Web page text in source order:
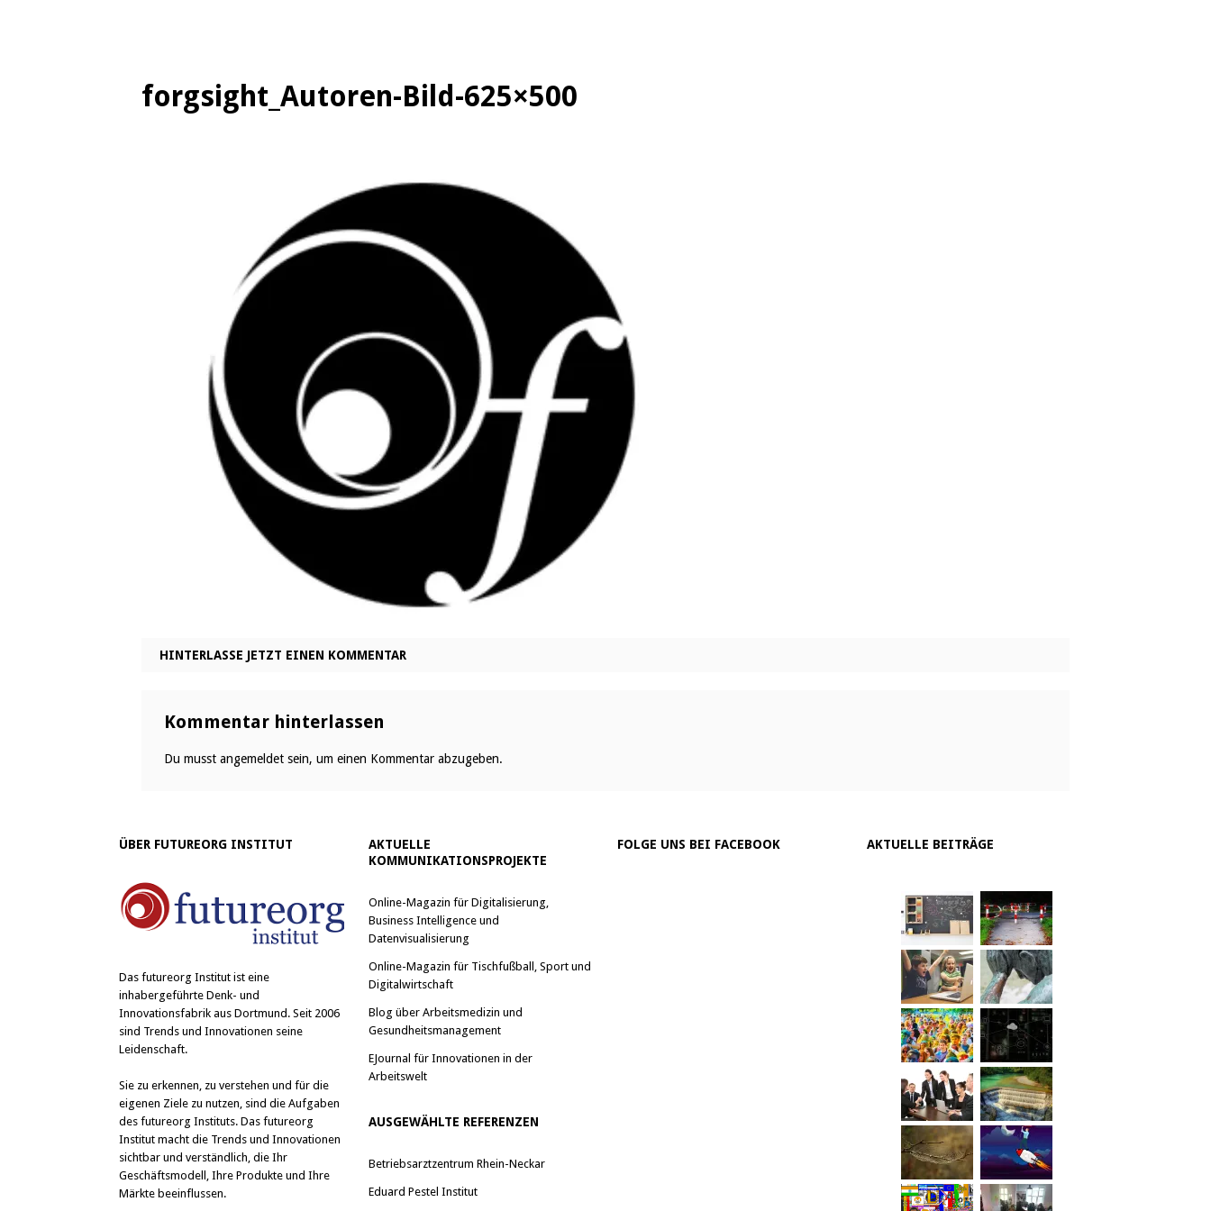
forgsight_Autoren-Bild-625×500
HINTERLASSE JETZT EINEN KOMMENTAR
Kommentar hinterlassen
Du musst angemeldet sein, um einen Kommentar abzugeben.
ÜBER FUTUREORG INSTITUT
Das futureorg Institut ist eine
inhabergeführte Denk- und
Innovationsfabrik aus Dortmund. Seit 2006
sind Trends und Innovationen seine
Leidenschaft.
Sie zu erkennen, zu verstehen und für die
eigenen Ziele zu nutzen, sind die Aufgaben
des futureorg Instituts. Das futureorg
Institut macht die Trends und Innovationen
sichtbar und verständlich, die Ihr
Geschäftsmodell, Ihre Produkte und Ihre
Märkte beeinflussen.
AKTUELLE
KOMMUNIKATIONSPROJEKTE
Online-Magazin für Digitalisierung,
Business Intelligence und
Datenvisualisierung
Online-Magazin für Tischfußball, Sport und
Digitalwirtschaft
Blog über Arbeitsmedizin und
Gesundheitsmanagement
EJournal für Innovationen in der
Arbeitswelt
AUSGEWÄHLTE REFERENZEN
Betriebsarztzentrum Rhein-Neckar
Eduard Pestel Institut
FOLGE UNS BEI FACEBOOK AKTUELLE BEITRÄGE